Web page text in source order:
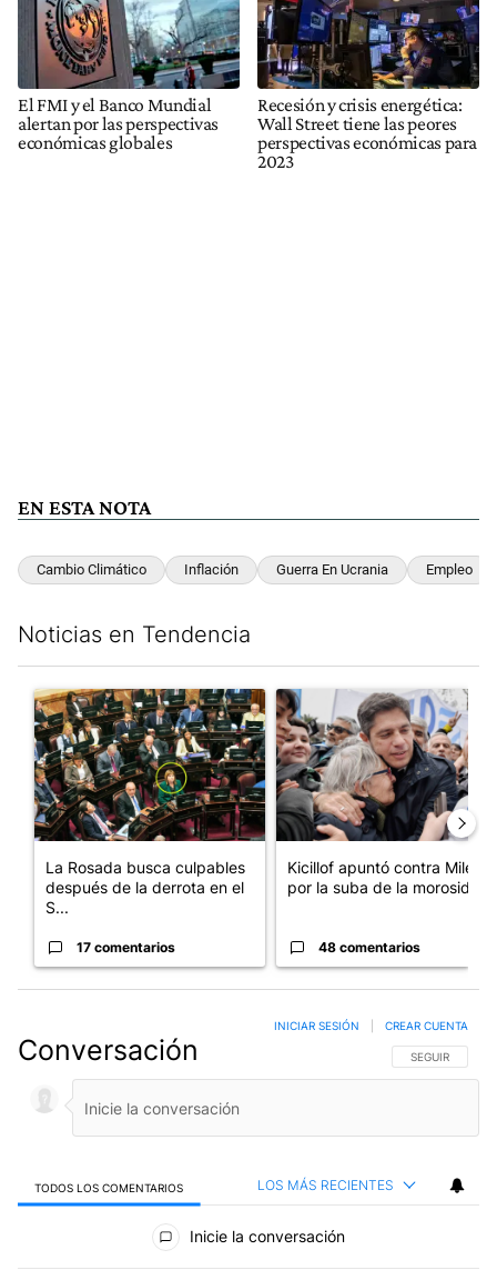
El FMI y el Banco Mundial
alertan por las perspectivas
económicas globales
Recesión y crisis energética:
Wall Street tiene las peores
perspectivas económicas para
2023
EN ESTA NOTA
Cambio Climático Inflación Guerra En Ucrania Empleo
Noticias en Tendencia
Un artículo de tendencia con el título "La Rosada busca
La Rosada busca culpables
después de la derrota en el
S...
17 comentarios
Un artículo de tendencia con
Kicillof apuntó contra Milei
por la suba de la morosida...
48 comentarios
Conversación SIGA ESTA
SEGUIR
INICIAR SESIÓN CREAR CUENTA
TODOS LOS COMENTARIOS LOS MÁS RECIENTES
Todos los comentarios
Inicie la conversación